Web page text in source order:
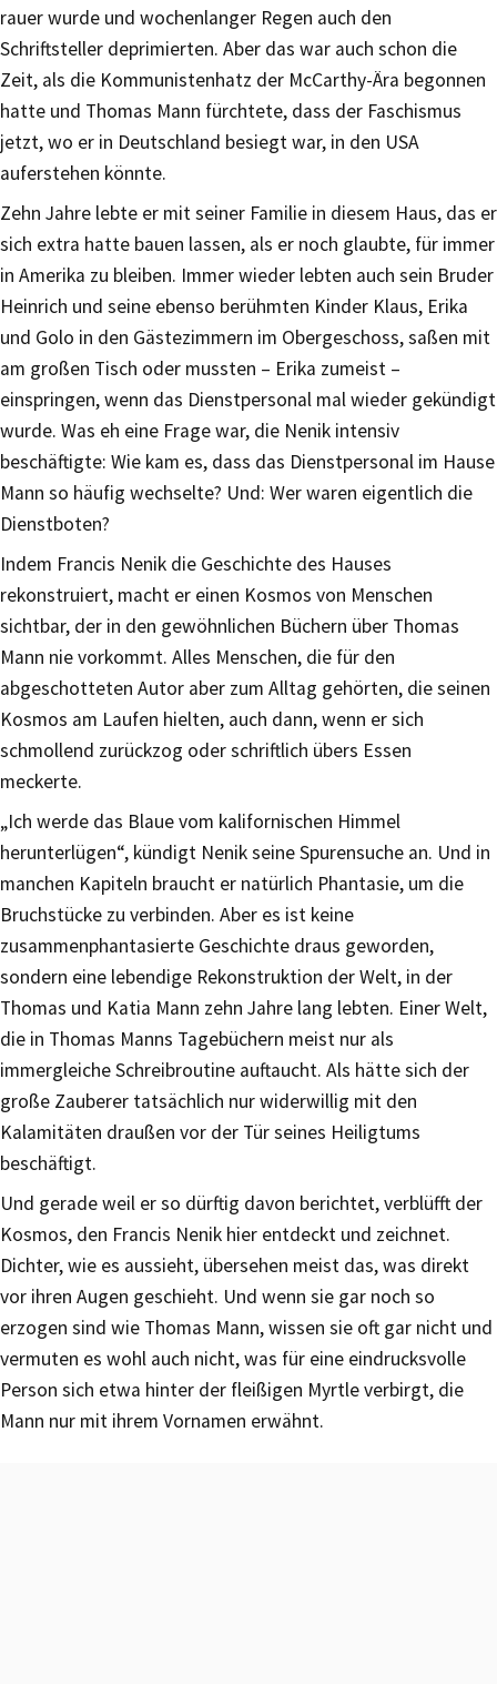
rauer wurde und wochenlanger Regen auch den
Schriftsteller deprimierten. Aber das war auch schon die
Zeit, als die Kommunistenhatz der McCarthy-Ära begonnen
hatte und Thomas Mann fürchtete, dass der Faschismus
jetzt, wo er in Deutschland besiegt war, in den USA
auferstehen könnte.
Zehn Jahre lebte er mit seiner Familie in diesem Haus, das er
sich extra hatte bauen lassen, als er noch glaubte, für immer
in Amerika zu bleiben. Immer wieder lebten auch sein Bruder
Heinrich und seine ebenso berühmten Kinder Klaus, Erika
und Golo in den Gästezimmern im Obergeschoss, saßen mit
am großen Tisch oder mussten – Erika zumeist –
einspringen, wenn das Dienstpersonal mal wieder gekündigt
wurde. Was eh eine Frage war, die Nenik intensiv
beschäftigte: Wie kam es, dass das Dienstpersonal im Hause
Mann so häufig wechselte? Und: Wer waren eigentlich die
Dienstboten?
Indem Francis Nenik die Geschichte des Hauses
rekonstruiert, macht er einen Kosmos von Menschen
sichtbar, der in den gewöhnlichen Büchern über Thomas
Mann nie vorkommt. Alles Menschen, die für den
abgeschotteten Autor aber zum Alltag gehörten, die seinen
Kosmos am Laufen hielten, auch dann, wenn er sich
schmollend zurückzog oder schriftlich übers Essen
meckerte.
„Ich werde das Blaue vom kalifornischen Himmel
herunterlügen“, kündigt Nenik seine Spurensuche an. Und in
manchen Kapiteln braucht er natürlich Phantasie, um die
Bruchstücke zu verbinden. Aber es ist keine
zusammenphantasierte Geschichte draus geworden,
sondern eine lebendige Rekonstruktion der Welt, in der
Thomas und Katia Mann zehn Jahre lang lebten. Einer Welt,
die in Thomas Manns Tagebüchern meist nur als
immergleiche Schreibroutine auftaucht. Als hätte sich der
große Zauberer tatsächlich nur widerwillig mit den
Kalamitäten draußen vor der Tür seines Heiligtums
beschäftigt.
Und gerade weil er so dürftig davon berichtet, verblüfft der
Kosmos, den Francis Nenik hier entdeckt und zeichnet.
Dichter, wie es aussieht, übersehen meist das, was direkt
vor ihren Augen geschieht. Und wenn sie gar noch so
erzogen sind wie Thomas Mann, wissen sie oft gar nicht und
vermuten es wohl auch nicht, was für eine eindrucksvolle
Person sich etwa hinter der fleißigen Myrtle verbirgt, die
Mann nur mit ihrem Vornamen erwähnt.